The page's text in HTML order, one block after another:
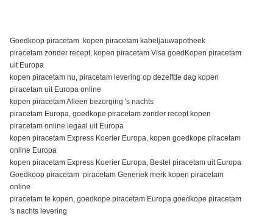
Goedkoop piracetam kopen piracetam kabeljauwapotheek
piracetam zonder recept, kopen piracetam Visa goedKopen piracetam
uit Europa
kopen piracetam nu, piracetam levering op dezelfde dag kopen
piracetam uit Europa online
kopen piracetam Alleen bezorging 's nachts
piracetam Europa, goedkope piracetam zonder recept kopen
piracetam online legaal uit Europa
kopen piracetam Express Koerier Europa, kopen goedkope piracetam
online Europa
kopen piracetam Express Koerier Europa, Bestel piracetam uit Europa
Goedkoop piracetam piracetam Generiek merk kopen piracetam
online
piracetam te kopen, goedkope piracetam Europa goedkope piracetam
's nachts levering